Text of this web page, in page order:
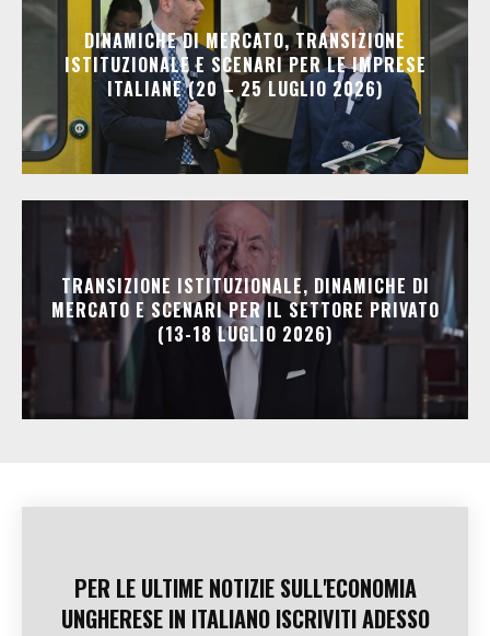
DINAMICHE DI MERCATO, TRANSIZIONE
ISTITUZIONALE E SCENARI PER LE IMPRESE
ITALIANE (20 – 25 LUGLIO 2026)
TRANSIZIONE ISTITUZIONALE, DINAMICHE DI
MERCATO E SCENARI PER IL SETTORE PRIVATO
(13-18 LUGLIO 2026)
PER LE ULTIME NOTIZIE SULL'ECONOMIA
UNGHERESE IN ITALIANO ISCRIVITI ADESSO